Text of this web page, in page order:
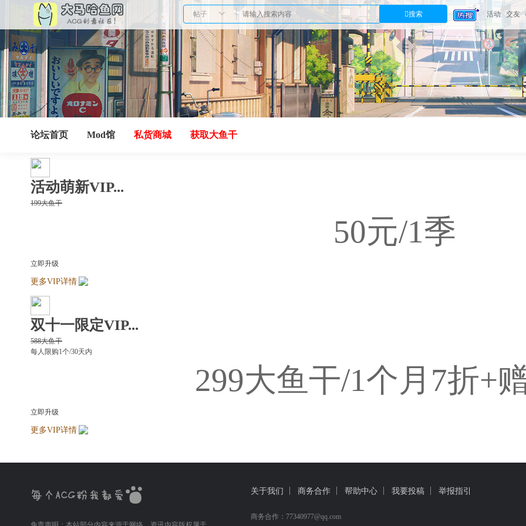
帖子 搜索 活动 交友
论坛首页 Mod馆 私货商城 获取大鱼干
活动萌新VIP...
199大鱼干
50元/1季
立即升级
更多VIP详情
双十一限定VIP...
588大鱼干
每人限购1个/30天内
299大鱼干/1个月 7折+
立即升级
更多VIP详情
关于我们 商务合作 帮助中心 我要投稿 举报指引
商务合作：77340977@qq.com